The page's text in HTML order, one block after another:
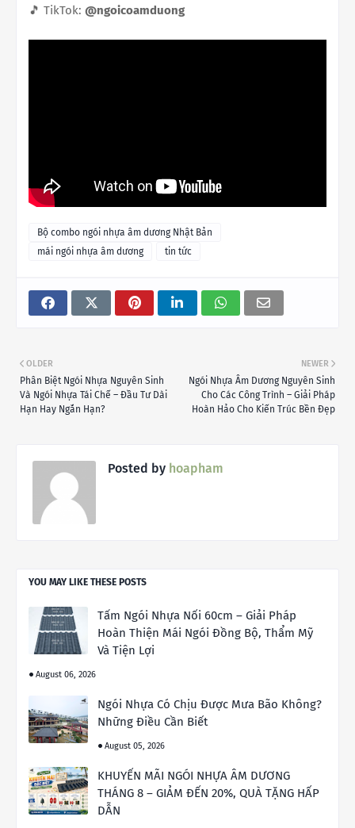
🎵 TikTok: @ngoicoamduong
Bộ combo ngói nhựa âm dương Nhật Bản
mái ngói nhựa âm dương
tin tức
NEWER
Ngói Nhựa Âm Dương Nguyên Sinh
Cho Các Công Trình – Giải Pháp
Hoàn Hảo Cho Kiến Trúc Bền Đẹp
OLDER
Phân Biệt Ngói Nhựa Nguyên Sinh
Và Ngói Nhựa Tái Chế – Đầu Tư Dài
Hạn Hay Ngắn Hạn?
Posted by hoapham
YOU MAY LIKE THESE POSTS
Tấm Ngói Nhựa Nối 60cm – Giải Pháp
Hoàn Thiện Mái Ngói Đồng Bộ, Thẩm Mỹ
Và Tiện Lợi
August 06, 2026
Ngói Nhựa Có Chịu Được Mưa Bão Không?
Những Điều Cần Biết
August 05, 2026
KHUYẾN MÃI NGÓI NHỰA ÂM DƯƠNG
THÁNG 8 – GIẢM ĐẾN 20%, QUÀ TẶNG HẤP
DẪN